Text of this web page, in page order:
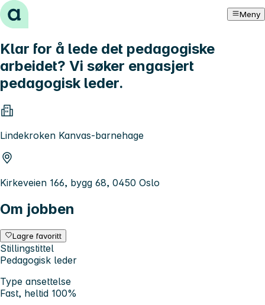
Hopp til innhold Meny
Klar for å lede det pedagogiske
arbeidet? Vi søker engasjert
pedagogisk leder.
Lindekroken Kanvas-barnehage
Kirkeveien 166, bygg 68, 0450 Oslo
Om jobben
Lagre favoritt
Stillingstittel
Pedagogisk leder
Type ansettelse
Fast, heltid 100%